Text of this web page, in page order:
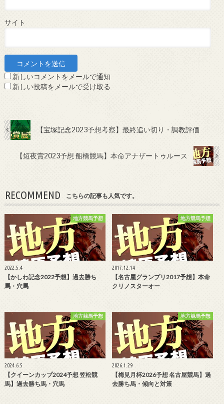
サイト
新しいコメントをメールで通知
新しい投稿をメールで受け取る
【宝塚記念2023予想考察】最終追い切り・調教評価
【短夜賞2023予想 船橋競馬】本命アナザートゥルース
RECOMMEND こちらの記事も人気です。
地方競馬予想
2022.5.4
【かしわ記念2022予想】過去勝ち
馬・穴馬
地方競馬予想
2017.12.14
【名古屋グランプリ2017予想】本命
クリノスターオー
地方競馬予想
2024.6.5
【クイーンカップ2024予想 笠松競
馬】過去勝ち馬・穴馬
地方競馬予想
2026.1.29
【梅見月杯2026予想 名古屋競馬】過
去勝ち馬・傾向と対策